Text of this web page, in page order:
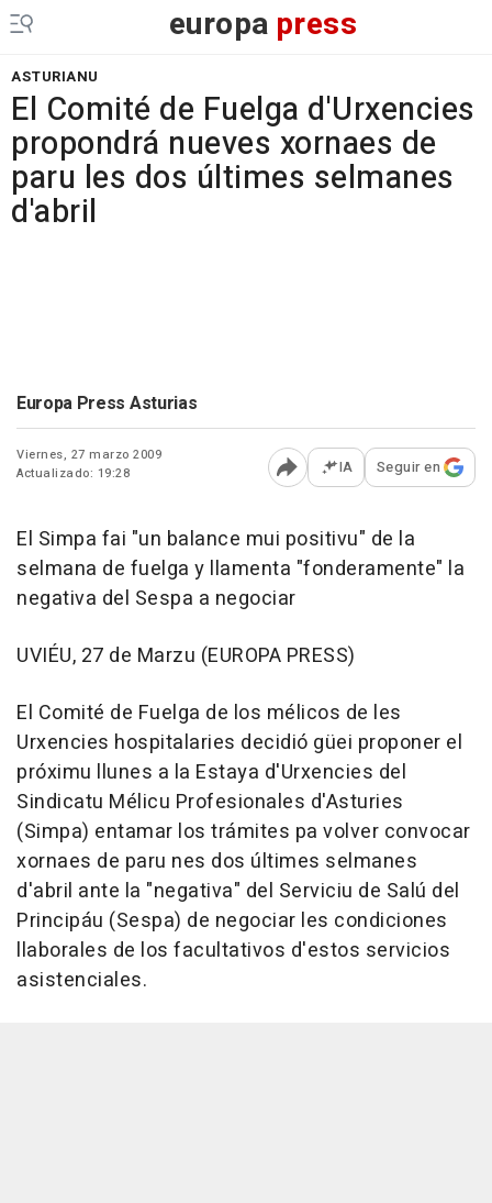
europa press
ASTURIANU
El Comité de Fuelga d'Urxencies
propondrá nueves xornaes de
paru les dos últimes selmanes
d'abril
Europa Press Asturias
Viernes, 27 marzo 2009
Actualizado: 19:28
Abrir opciones para
IA Seguir en
El Simpa fai "un balance mui positivu" de la
selmana de fuelga y llamenta "fonderamente" la
negativa del Sespa a negociar
UVIÉU, 27 de Marzu (EUROPA PRESS)
El Comité de Fuelga de los mélicos de les
Urxencies hospitalaries decidió güei proponer el
próximu llunes a la Estaya d'Urxencies del
Sindicatu Mélicu Profesionales d'Asturies
(Simpa) entamar los trámites pa volver convocar
xornaes de paru nes dos últimes selmanes
d'abril ante la "negativa" del Serviciu de Salú del
Principáu (Sespa) de negociar les condiciones
llaborales de los facultativos d'estos servicios
asistenciales.